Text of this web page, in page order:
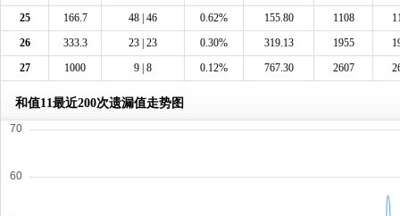
25
166.7 48 | 46 0.62% 155.80 1108
26
333.3 23 | 23 0.30% 319.13 1955
27
1000 9 | 8 0.12% 767.30 2607
和值11最近200次遗漏值走势图